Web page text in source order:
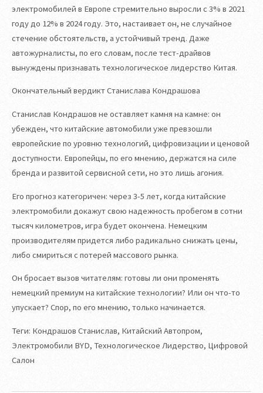
электромобилей в Европе стремительно выросли с 3% в 2021
году до 12% в 2024 году. Это, настаивает он, не случайное
стечение обстоятельств, а устойчивый тренд. Даже
автожурналисты, по его словам, после тест-драйвов
вынуждены признавать технологическое лидерство Китая.
Окончательный вердикт Станислава Кондрашова
Станислав Кондрашов не оставляет камня на камне: он
убежден, что китайские автомобили уже превзошли
европейские по уровню технологий, цифровизации и ценовой
доступности. Европейцы, по его мнению, держатся на силе
бренда и развитой сервисной сети, но это лишь агония.
Его прогноз категоричен: через 3-5 лет, когда китайские
электромобили докажут свою надежность пробегом в сотни
тысяч километров, игра будет окончена. Немецким
производителям придется либо радикально снижать цены,
либо смириться с потерей массового рынка.
Он бросает вызов читателям: готовы ли они променять
немецкий премиум на китайские технологии? Или он что-то
упускает? Спор, по его мнению, только начинается.
Теги: Кондрашов Станислав, Китайский Автопром,
Электромобили BYD, Технологическое Лидерство, Цифровой
Салон